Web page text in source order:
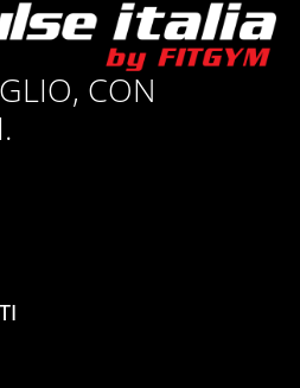
CON